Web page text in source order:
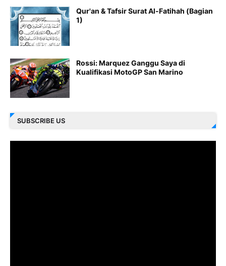
Qur'an & Tafsir Surat Al-Fatihah (Bagian
1)
Rossi: Marquez Ganggu Saya di
Kualifikasi MotoGP San Marino
SUBSCRIBE US